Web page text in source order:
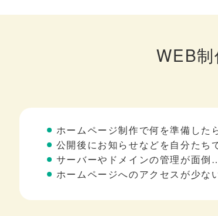
WEB
ホームページ制作で何を準備した
公開後にお知らせなどを自分たち
サーバーやドメインの管理が面倒
ホームページへのアクセスが少な